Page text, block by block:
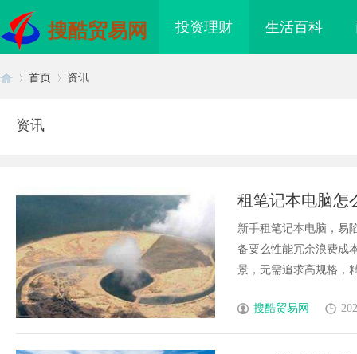
搜酷贸易网 投资理财 生活百科
首页 资讯
资讯
租笔记本电脑怎
新手租笔记本电脑，易
备要么性能冗余浪费成
景，无需追求高规格，
搜酷贸易网
揭秘乌鲁木齐私人侦探行业的发展与 乌鲁木齐